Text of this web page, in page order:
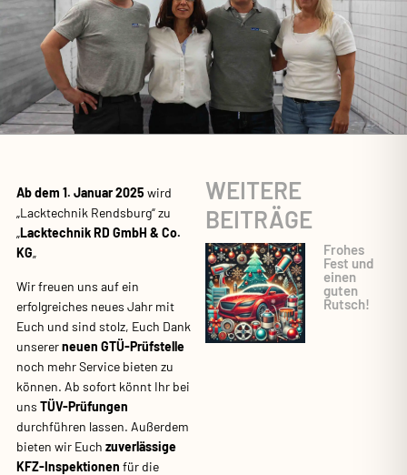
Ab dem 1. Januar 2025 wird
„Lacktechnik Rendsburg“ zu
„Lacktechnik RD GmbH & Co.
KG„
Wir freuen uns auf ein
erfolgreiches neues Jahr mit
Euch und sind stolz, Euch Dank
unsererneuen GTÜ-Prüfstelle
noch mehr Service bieten zu
können. Ab sofort könnt Ihr bei
uns TÜV-Prüfungen
durchführen lassen. Außerdem
bieten wir Euch zuverlässige
KFZ-Inspektionen für die
WEITERE
BEITRÄGE
Frohes
Fest und
einen
guten
Rutsch!